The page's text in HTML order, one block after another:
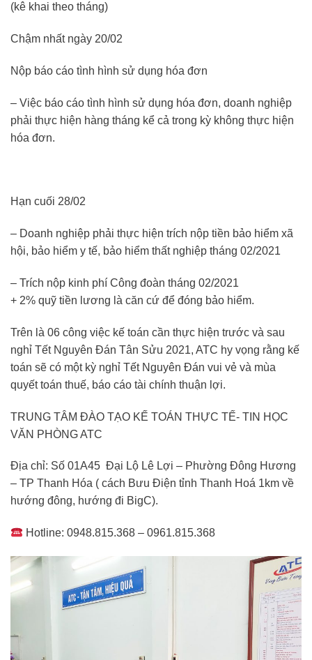
(kê khai theo tháng)
Chậm nhất ngày 20/02
Nộp báo cáo tình hình sử dụng hóa đơn
– Việc báo cáo tình hình sử dụng hóa đơn, doanh nghiệp
phải thực hiện hàng tháng kể cả trong kỳ không thực hiện
hóa đơn.
Hạn cuối 28/02
– Doanh nghiệp phải thực hiện trích nộp tiền bảo hiểm xã
hội, bảo hiểm y tế, bảo hiểm thất nghiệp tháng 02/2021
– Trích nộp kinh phí Công đoàn tháng 02/2021
+ 2% quỹ tiền lương là căn cứ để đóng bảo hiểm.
Trên là 06 công việc kế toán cần thực hiện trước và sau
nghỉ Tết Nguyên Đán Tân Sửu 2021, ATC hy vọng rằng kế
toán sẽ có một kỳ nghỉ Tết Nguyên Đán vui vẻ và mùa
quyết toán thuế, báo cáo tài chính thuận lợi.
TRUNG TÂM ĐÀO TẠO KẾ TOÁN THỰC TẾ- TIN HỌC
VĂN PHÒNG ATC
Địa chỉ: Số 01A45 Đại Lộ Lê Lợi – Phường Đông Hương
– TP Thanh Hóa ( cách Bưu Điện tỉnh Thanh Hoá 1km về
hướng đông, hướng đi BigC).
Hotline: 0948.815.368 – 0961.815.368